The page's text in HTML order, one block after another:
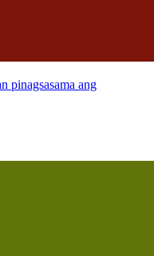
pinagsasama ang